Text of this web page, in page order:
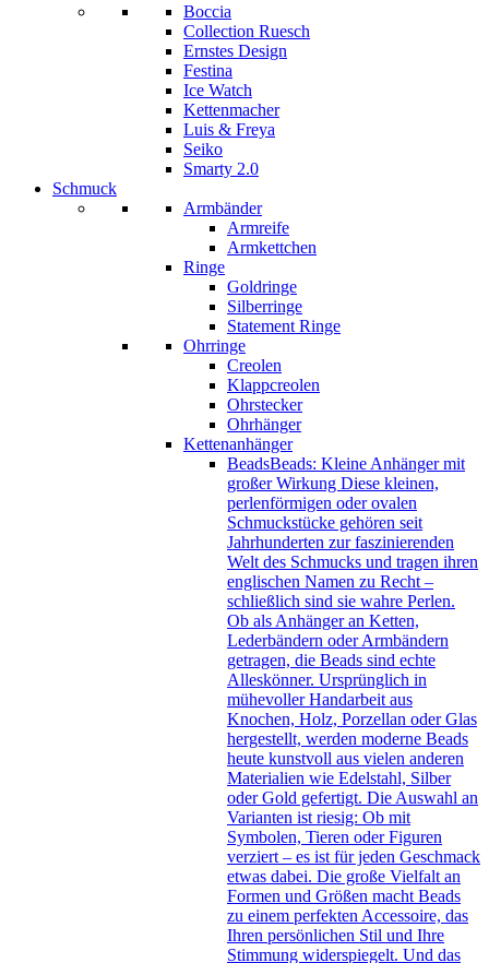
Boccia
Collection Ruesch
Ernstes Design
Festina
Ice Watch
Kettenmacher
Luis & Freya
Seiko
Smarty 2.0
Schmuck
Armbänder
Armreife
Armkettchen
Ringe
Goldringe
Silberringe
Statement Ringe
Ohrringe
Creolen
Klappcreolen
Ohrstecker
Ohrhänger
Kettenanhänger
BeadsBeads: Kleine Anhänger mit
großer Wirkung Diese kleinen,
perlenförmigen oder ovalen
Schmuckstücke gehören seit
Jahrhunderten zur faszinierenden
Welt des Schmucks und tragen ihren
englischen Namen zu Recht –
schließlich sind sie wahre Perlen.
Ob als Anhänger an Ketten,
Lederbändern oder Armbändern
getragen, die Beads sind echte
Alleskönner. Ursprünglich in
mühevoller Handarbeit aus
Knochen, Holz, Porzellan oder Glas
hergestellt, werden moderne Beads
heute kunstvoll aus vielen anderen
Materialien wie Edelstahl, Silber
oder Gold gefertigt. Die Auswahl an
Varianten ist riesig: Ob mit
Symbolen, Tieren oder Figuren
verziert – es ist für jeden Geschmack
etwas dabei. Die große Vielfalt an
Formen und Größen macht Beads
zu einem perfekten Accessoire, das
Ihren persönlichen Stil und Ihre
Stimmung widerspiegelt. Und das